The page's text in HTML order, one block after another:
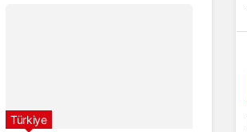
Türkiye